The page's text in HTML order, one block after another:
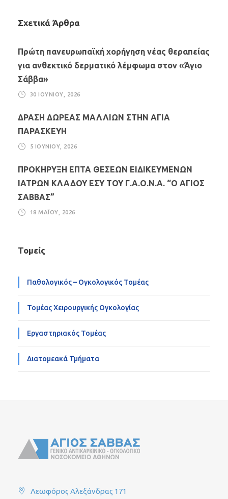
Σχετικά Άρθρα
Πρώτη πανευρωπαϊκή χορήγηση νέας θεραπείας
για ανθεκτικό δερματικό λέμφωμα στον «Άγιο
Σάββα»
30 ΙΟΥΝΊΟΥ, 2026
ΔΡΑΣΗ ΔΩΡΕΑΣ ΜΑΛΛΙΩΝ ΣΤΗΝ ΑΓΙΑ
ΠΑΡΑΣΚΕΥΗ
5 ΙΟΥΝΊΟΥ, 2026
ΠΡΟΚΗΡΥΞΗ ΕΠΤΑ ΘΕΣΕΩΝ ΕΙΔΙΚΕΥΜΕΝΩΝ
ΙΑΤΡΩΝ ΚΛΑΔΟΥ ΕΣΥ ΤΟΥ Γ.Α.Ο.Ν.Α. “Ο ΑΓΙΟΣ
ΣΑΒΒΑΣ”
18 ΜΑΪ́ΟΥ, 2026
Τομείς
Παθολογικός – Ογκολογικός Τομέας
Τομέας Χειρουργικής Ογκολογίας
Εργαστηριακός Τομέας
Διατομεακά Τμήματα
Λεωφόρος Αλεξάνδρας 171